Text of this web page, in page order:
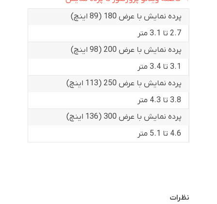
پرده نمایش با عرض 180 (89 اینچ)
2.7 تا 3.1 متر
پرده نمایش با عرض 200 (98 اینچ)
3.1 تا 3.4 متر
پرده نمایش با عرض 250 (113 اینچ)
3.8 تا 4.3 متر
پرده نمایش با عرض 300 (136 اینچ)
4.6 تا 5.1 متر
نظرات